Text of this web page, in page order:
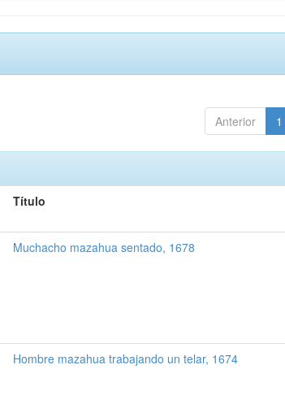
Anterior 1
Título
Muchacho mazahua sentado, 1678
Hombre mazahua trabajando un telar, 1674